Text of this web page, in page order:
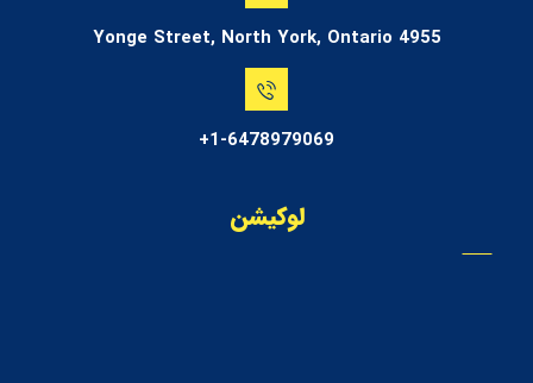
4955 Yonge Street, North York, Ontario
1-6478979069+
لوکیشن